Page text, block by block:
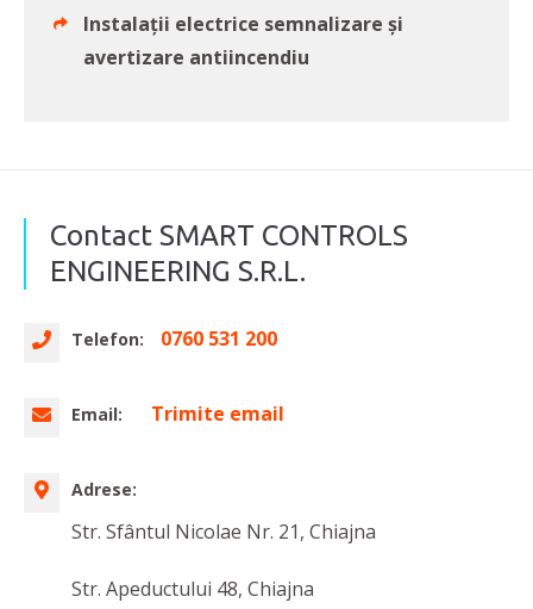
Instalații electrice semnalizare și
avertizare antiincendiu
Contact SMART CONTROLS
ENGINEERING S.R.L.
Telefon: 0760 531 200
Email: Trimite email
Adrese:
Str. Sfântul Nicolae Nr. 21, Chiajna
Str. Apeductului 48, Chiajna